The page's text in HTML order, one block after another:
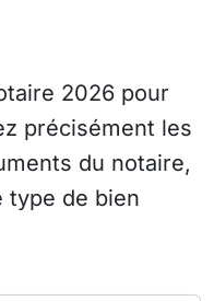
2026 pour
précisément les
du notaire,
type de bien